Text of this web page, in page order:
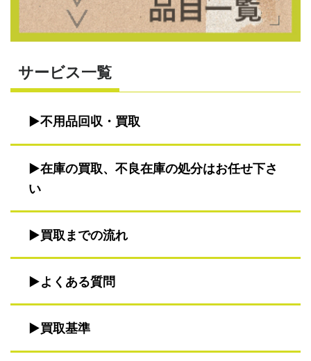
サービス一覧
不用品回収・買取
在庫の買取、不良在庫の処分はお任せ下さ
い
買取までの流れ
よくある質問
買取基準